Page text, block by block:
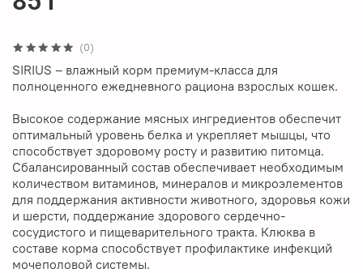
(0)
SIRIUS – влажный корм премиум-класса для
полноценного ежедневного рациона взрослых кошек.
Высокое содержание мясных ингредиентов обеспечит
оптимальный уровень белка и укрепляет мышцы, что
способствует здоровому росту и развитию питомца.
Сбалансированный состав обеспечивает необходимым
количеством витаминов, минералов и микроэлементов
для поддержания активности животного, здоровья кожи
и шерсти, поддержание здорового сердечно-
сосудистого и пищеварительного тракта. Клюква в
составе корма способствует профилактике инфекций
мочеполовой системы.